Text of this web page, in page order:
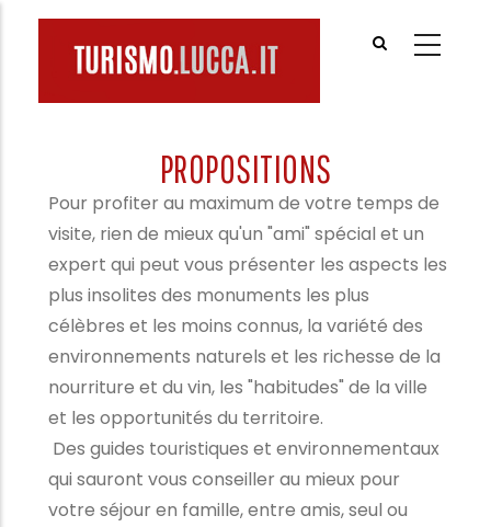
PROPOSITIONS
Pour profiter au maximum de votre temps de
visite, rien de mieux qu'un "ami" spécial et un
expert qui peut vous présenter les aspects les
plus insolites des monuments les plus
célèbres et les moins connus, la variété des
environnements naturels et les richesse de la
nourriture et du vin, les "habitudes" de la ville
et les opportunités du territoire.
Des guides touristiques et environnementaux
qui sauront vous conseiller au mieux pour
votre séjour en famille, entre amis, seul ou